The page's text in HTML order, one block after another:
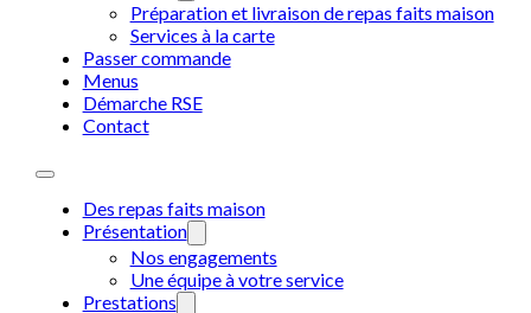
Préparation et livraison de repas faits maison
Services à la carte
Passer commande
Menus
Démarche RSE
Contact
Des repas faits maison
Présentation
Nos engagements
Une équipe à votre service
Prestations